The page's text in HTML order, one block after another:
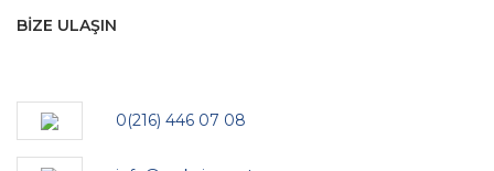
BİZE ULAŞIN
0(216) 446 07 08